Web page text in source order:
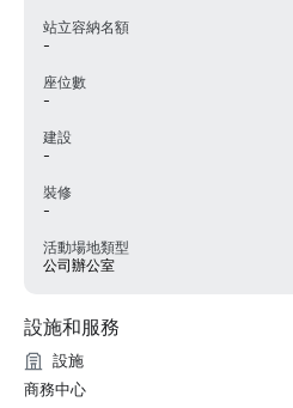
站立容納名額
-
座位數
-
建設
-
裝修
-
活動場地類型
公司辦公室
設施和服務
設施
商務中心